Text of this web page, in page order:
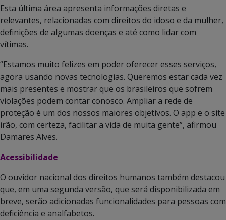
Esta última área apresenta informações diretas e
relevantes, relacionadas com direitos do idoso e da mulher,
definições de algumas doenças e até como lidar com
vítimas.
“Estamos muito felizes em poder oferecer esses serviços,
agora usando novas tecnologias. Queremos estar cada vez
mais presentes e mostrar que os brasileiros que sofrem
violações podem contar conosco. Ampliar a rede de
proteção é um dos nossos maiores objetivos. O app e o site
irão, com certeza, facilitar a vida de muita gente”, afirmou
Damares Alves.
Acessibilidade
O ouvidor nacional dos direitos humanos também destacou
que, em uma segunda versão, que será disponibilizada em
breve, serão adicionadas funcionalidades para pessoas com
deficiência e analfabetos.